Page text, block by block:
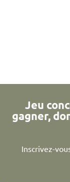
Jeu
gagner,
Inscrivez-